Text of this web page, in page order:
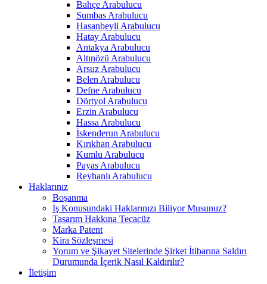
Bahçe Arabulucu
Sumbas Arabulucu
Hasanbeyli Arabulucu
Hatay Arabulucu
Antakya Arabulucu
Altınözü Arabulucu
Arsuz Arabulucu
Belen Arabulucu
Defne Arabulucu
Dörtyol Arabulucu
Erzin Arabulucu
Hassa Arabulucu
İskenderun Arabulucu
Kırıkhan Arabulucu
Kumlu Arabulucu
Payas Arabulucu
Reyhanlı Arabulucu
Haklarınız
Boşanma
İş Konusundaki Haklarınızı Biliyor Musunuz?
Tasarım Hakkına Tecacüz
Marka Patent
Kira Sözleşmesi
Yorum ve Şikayet Sitelerinde Şirket İtibarına Saldırı
Durumunda İçerik Nasıl Kaldırılır?
İletişim